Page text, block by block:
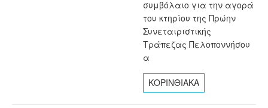
συμβόλαιο για την αγορά
του κτηρίου της Πρώην
Συνεταιριστικής
Τράπεζας Πελοποννήσου
α
ΚΟΡΙΝΘΙΑΚΑ